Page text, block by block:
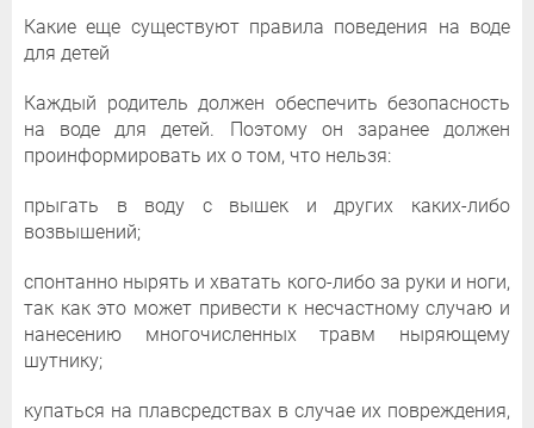
Какие еще существуют правила поведения на воде
для детей
Каждый родитель должен обеспечить безопасность
на воде для детей. Поэтому он заранее должен
проинформировать их о том, что нельзя:
прыгать в воду с вышек и других каких-либо
возвышений;
спонтанно нырять и хватать кого-либо за руки и ноги,
так как это может привести к несчастному случаю и
нанесению многочисленных травм ныряющему
шутнику;
купаться на плавсредствах в случае их повреждения,